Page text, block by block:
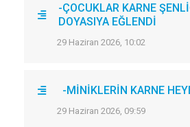
-ÇOCUKLAR KARNE
DOYASIYA EĞLENDİ
29 Haziran 2026, 10:02
-MİNİKLERİN KARNE
29 Haziran 2026, 09:59